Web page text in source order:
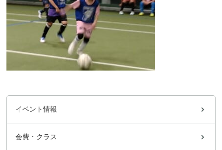
イベント情報
会費・クラス